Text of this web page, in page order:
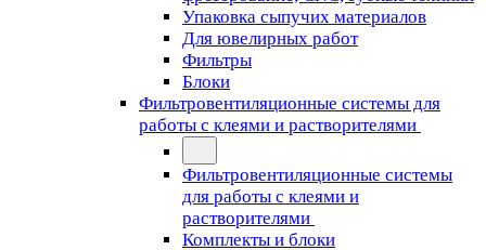
Упаковка сыпучих материалов
Для ювелирных работ
Фильтры
Блоки
Фильтровентиляционные системы для
работы с клеями и растворителями
Фильтровентиляционные системы
для работы с клеями и
растворителями
Комплекты и блоки